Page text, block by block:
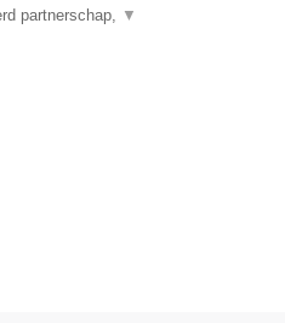
partnerschap, ▼